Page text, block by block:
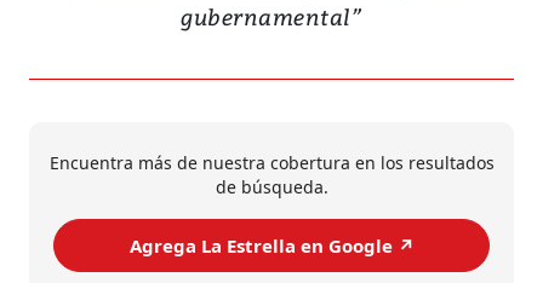
gubernamental”
Encuentra más de nuestra cobertura en los resultados
de búsqueda.
Agrega La Estrella en Google ↗️